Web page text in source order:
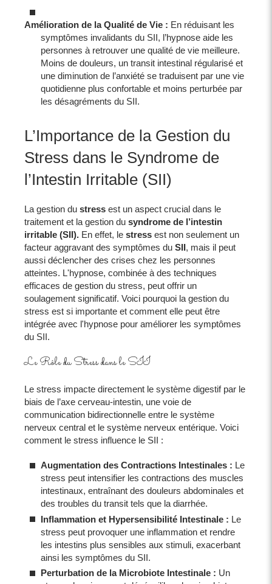
Amélioration de la Qualité de Vie : En réduisant les
symptômes invalidants du SII, l’hypnose aide les
personnes à retrouver une qualité de vie meilleure.
Moins de douleurs, un transit intestinal régularisé et
une diminution de l’anxiété se traduisent par une vie
quotidienne plus confortable et moins perturbée par
les désagréments du SII.
L’Importance de la Gestion du
Stress dans le Syndrome de
l’Intestin Irritable (SII)
La gestion du stress est un aspect crucial dans le
traitement et la gestion du syndrome de l’intestin
irritable (SII). En effet, le stress est non seulement un
facteur aggravant des symptômes du SII, mais il peut
aussi déclencher des crises chez les personnes
atteintes. L'hypnose, combinée à des techniques
efficaces de gestion du stress, peut offrir un
soulagement significatif. Voici pourquoi la gestion du
stress est si importante et comment elle peut être
intégrée avec l'hypnose pour améliorer les symptômes
du SII.
Le Rôle du Stress dans le SII
Le stress impacte directement le système digestif par le
biais de l’axe cerveau-intestin, une voie de
communication bidirectionnelle entre le système
nerveux central et le système nerveux entérique. Voici
comment le stress influence le SII :
Augmentation des Contractions Intestinales : Le
stress peut intensifier les contractions des muscles
intestinaux, entraînant des douleurs abdominales et
des troubles du transit tels que la diarrhée.
Inflammation et Hypersensibilité Intestinale : Le
stress peut provoquer une inflammation et rendre
les intestins plus sensibles aux stimuli, exacerbant
ainsi les symptômes du SII.
Perturbation de la Microbiote Intestinale : Un